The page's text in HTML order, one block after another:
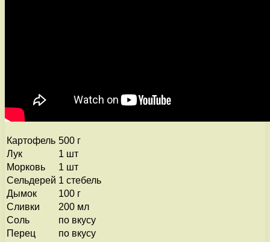
Картофель 500 г
Лук
1 шт
Морковь
1 шт
Сельдерей 1 стебель
Дымок
100 г
Сливки
200 мл
Соль
по вкусу
Перец
по вкусу